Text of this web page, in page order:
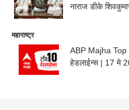
नाराज डीके
महाराष्ट्र
ABP Majha Top
हेडलाईन्स | 17 मे